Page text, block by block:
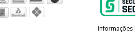
Informações